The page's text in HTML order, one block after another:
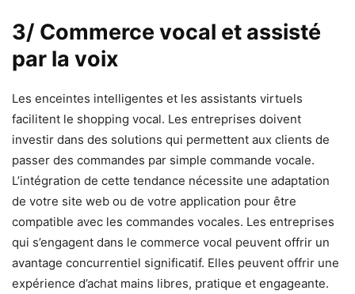
3/ Commerce vocal et assisté
par la voix
Les enceintes intelligentes et les assistants virtuels
facilitent le shopping vocal. Les entreprises doivent
investir dans des solutions qui permettent aux clients de
passer des commandes par simple commande vocale.
L’intégration de cette tendance nécessite une adaptation
de votre site web ou de votre application pour être
compatible avec les commandes vocales. Les entreprises
qui s’engagent dans le commerce vocal peuvent offrir un
avantage concurrentiel significatif. Elles peuvent offrir une
expérience d’achat mains libres, pratique et engageante.